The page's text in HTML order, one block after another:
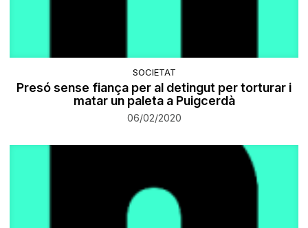
SOCIETAT
Presó sense fiança per al detingut per torturar i
matar un paleta a Puigcerdà
06/02/2020